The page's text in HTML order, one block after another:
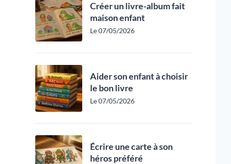
Créer un livre-album fait
maison enfant
Le 07/05/2026
Aider son enfant à choisir
le bon livre
Le 07/05/2026
Écrire une carte à son
héros préféré